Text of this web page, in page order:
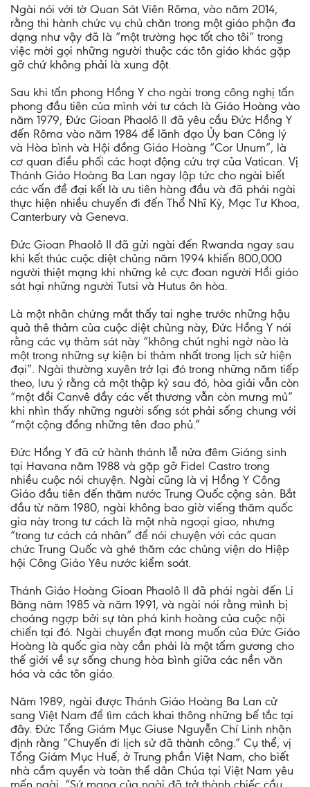
Ngài nói với tờ Quan Sát Viên Rôma, vào năm 2014,
rằng thi hành chức vụ chủ chăn trong một giáo phận đa
dạng như vậy đã là “một trường học tốt cho tôi” trong
việc mời gọi những người thuộc các tôn giáo khác gặp
gỡ chứ không phải là xung đột.
Sau khi tấn phong Hồng Y cho ngài trong công nghị tấn
phong đầu tiên của mình với tư cách là Giáo Hoàng vào
năm 1979, Đức Gioan Phaolô II đã yêu cầu Đức Hồng Y
đến Rôma vào năm 1984 để lãnh đạo Ủy ban Công lý
và Hòa bình và Hội đồng Giáo Hoàng “Cor Unum”, là
cơ quan điều phối các hoạt động cứu trợ của Vatican. Vị
Thánh Giáo Hoàng Ba Lan ngay lập tức cho ngài biết
các vấn đề đại kết là ưu tiên hàng đầu và đã phái ngài
thực hiện nhiều chuyến đi đến Thổ Nhĩ Kỳ, Mạc Tư Khoa,
Canterbury và Geneva.
Đức Gioan Phaolô II đã gửi ngài đến Rwanda ngay sau
khi kết thúc cuộc diệt chủng năm 1994 khiến 800,000
người thiệt mạng khi những kẻ cực đoan người Hồi giáo
sát hại những người Tutsi và Hutus ôn hòa.
Là một nhân chứng mắt thấy tai nghe trước những hậu
quả thê thảm của cuộc diệt chủng này, Đức Hồng Y nói
rằng các vụ thảm sát này “không chút nghi ngờ nào là
một trong những sự kiện bi thảm nhất trong lịch sử hiện
đại”. Ngài thường xuyên trở lại đó trong những năm tiếp
theo, lưu ý rằng cả một thập kỷ sau đó, hòa giải vẫn còn
“một đồi Canvê đầy các vết thương vẫn còn mưng mủ”
khi nhìn thấy những người sống sót phải sống chung với
“một cộng đồng những tên đao phủ.”
Đức Hồng Y đã cử hành thánh lễ nửa đêm Giáng sinh
tại Havana năm 1988 và gặp gỡ Fidel Castro trong
nhiều cuộc nói chuyện. Ngài cũng là vị Hồng Y Công
Giáo đầu tiên đến thăm nước Trung Quốc cộng sản. Bắt
đầu từ năm 1980, ngài không bao giờ viếng thăm quốc
gia này trong tư cách là một nhà ngoại giao, nhưng
“trong tư cách cá nhân” để nói chuyện với các quan
chức Trung Quốc và ghé thăm các chủng viện do Hiệp
hội Công Giáo Yêu nước kiểm soát.
Thánh Giáo Hoàng Gioan Phaolô II đã phái ngài đến Li
Băng năm 1985 và năm 1991, và ngài nói rằng mình bị
choáng ngợp bởi sự tàn phá kinh hoàng của cuộc nội
chiến tại đó. Ngài chuyển đạt mong muốn của Đức Giáo
Hoàng là quốc gia này cần phải là một tấm gương cho
thế giới về sự sống chung hòa bình giữa các nền văn
hóa và các tôn giáo.
Năm 1989, ngài được Thánh Giáo Hoàng Ba Lan cử
sang Việt Nam để tìm cách khai thông những bế tắc tại
đây. Đức Tổng Giám Mục Giuse Nguyễn Chí Linh nhận
định rằng “Chuyến đi lịch sử đã thành công.” Cụ thể, vị
Tổng Giám Mục Huế, ở Trung phần Việt Nam, cho biết
nhà cầm quyền và toàn thể dân Chúa tại Việt Nam yêu
mến ngài. “Sứ mạng của ngài đã trở thành chiếc cầu